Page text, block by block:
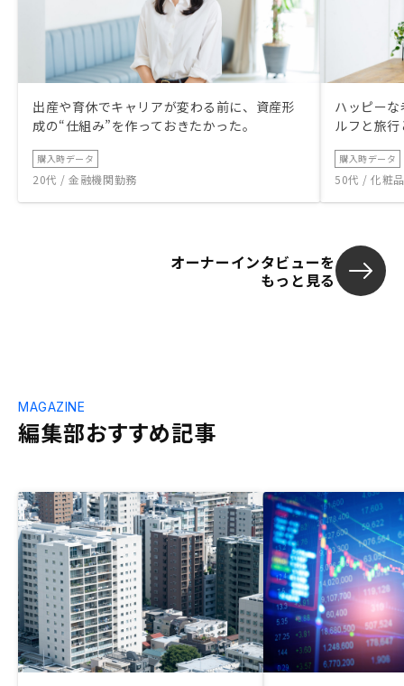
出産や育休でキャリアが変わる前に、資産形
成の“仕組み”を作っておきたかった。
購入時データ
20代 / 金融機関勤務
ハッピー
ルフと旅
購入時データ
50代 / 化粧
オーナーインタビューを
もっと見る
編集部おすすめ記事
MAGAZINE